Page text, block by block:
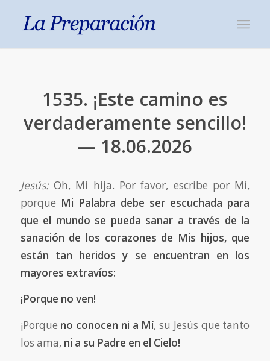
1535. ¡Este camino es
verdaderamente sencillo!
— 18.06.2026
Jesús:Oh, Mi hija. Por favor, escribe por Mí,
porque Mi Palabra debe ser escuchada para
que el mundo se pueda sanar a través de la
sanación de los corazones de Mis hijos, que
están tan heridos y se encuentran en los
mayores extravíos:
¡Porque no ven!
¡Porque no conocen ni a Mí, su Jesús que tanto
los ama, ni a su Padre en el Cielo!